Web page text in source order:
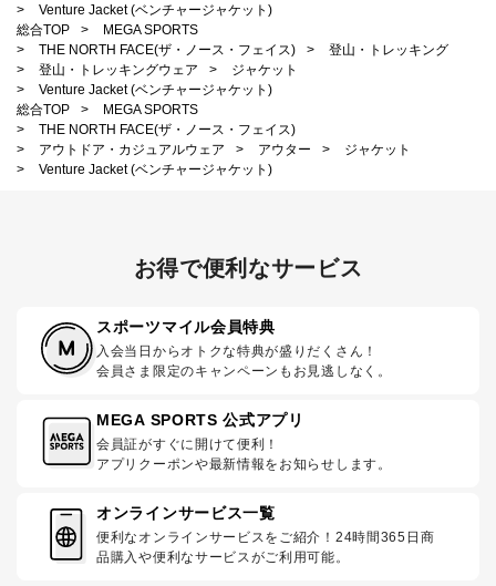
>
Venture Jacket (ベンチャージャケット)
総合TOP
>
MEGA SPORTS
>
THE NORTH FACE(ザ・ノース・フェイス) >
登山・トレッキング
>
登山・トレッキングウェア >
ジャケット
>
Venture Jacket (ベンチャージャケット)
総合TOP
>
MEGA SPORTS
>
THE NORTH FACE(ザ・ノース・フェイス)
>
アウトドア・カジュアルウェア > アウター >
ジャケット
>
Venture Jacket (ベンチャージャケット)
お得で便利なサービス
スポーツマイル会員特典
入会当日からオトクな特典が盛りだくさん！
会員さま限定のキャンペーンもお見逃しなく。
MEGA SPORTS 公式アプリ
会員証がすぐに開けて便利！
アプリクーポンや最新情報をお知らせします。
オンラインサービス一覧
便利なオンラインサービスをご紹介！24時間365日商
品購入や便利なサービスがご利用可能。